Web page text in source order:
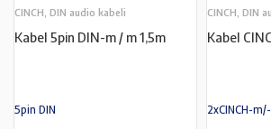
CINCH, DIN audio kabeli
Kabel 5pin DIN-m / m 1,5m
5pin DIN
CINCH, DIN
Kabel
2xCINCH-